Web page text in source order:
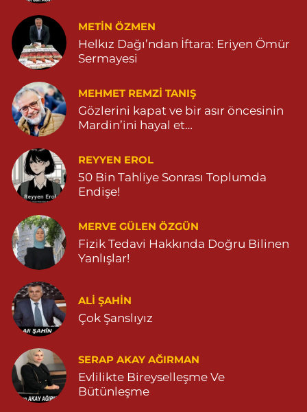
METIN ÖZMEN
Helkız Dağı’ndan İftara: Eriyen Ömür
Sermayesi
MEHMET REMZI TANIŞ
Gözlerini kapat ve bir asır öncesinin
Mardin’ini hayal et…
REYYEN EROL
50 Bin Tahliye Sonrası Toplumda
Endişe!
MERVE GÜLEN ÖZGÜN
Fizik Tedavi Hakkında Doğru Bilinen
Yanlışlar!
ALI ŞAHİN
Çok Şanslıyız
SERAP AKAY AĞIRMAN
Evlilikte Bireyselleşme Ve
Bütünleşme